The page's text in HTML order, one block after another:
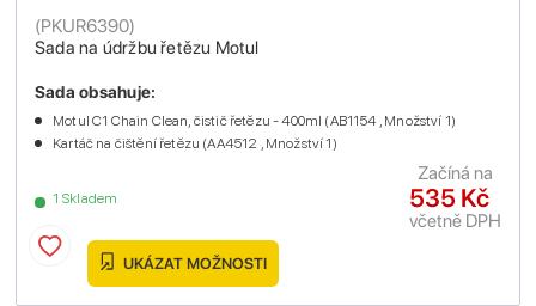
Sada na údržbu řetězu Motul
(PKUR6390)
1 Skladem
Sada obsahuje:
Motul C1 Chain Clean, čistič řetězu - 400ml (AB1154 , Množství 1)
Kartáč na čištění řetězu (AA4512 , Množství 1)
535 Kč
včetně DPH
Začíná na
UKÁZAT MOŽNOSTI